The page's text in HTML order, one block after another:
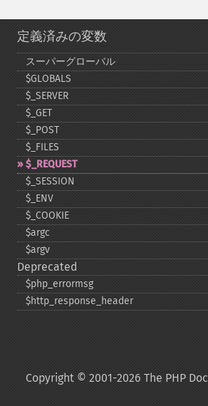
定義済みの変数
スーパーグローバル
$GLOBALS
$_​SERVER
$_​GET
$_​POST
$_​FILES
$_​REQUEST
$_​SESSION
$_​ENV
$_​COOKIE
$argc
$argv
Deprecated
$php_​errormsg
$http_​response_​header
Copyright © 2001-2026 The PHP